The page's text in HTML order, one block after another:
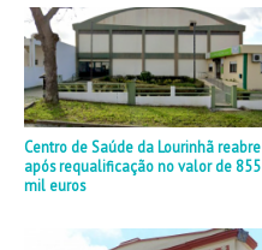
Centro de Saúde da Lourinhã reabre
após requalificação no valor de 855
mil euros